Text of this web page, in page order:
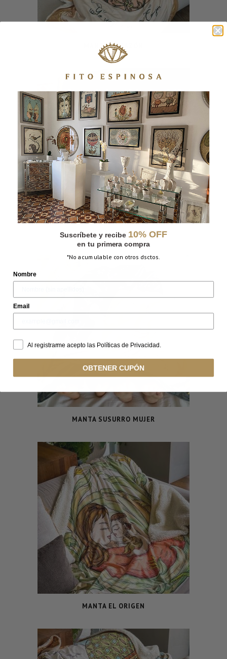
MANTA CORAZÓN
MANTA LA VENTANA
MANTA SUSURRO MUJER
MANTA EL ORIGEN
Suscríbete y recibe 10% OFF
en tu primera compra
*No acumulable con otros dsctos.
Nombre
Email
Al registrarme acepto las Políticas de Privacidad.
OBTENER CUPÓN